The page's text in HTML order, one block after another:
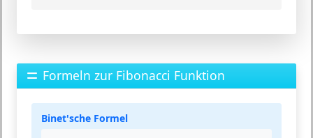
Formeln zur Fibonacci Funktion
Binet'sche Formel